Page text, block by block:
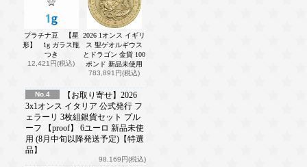
プラチナ豆 【星
形】 1g ガラス瓶
つき
12,421円(税込)
2026 1オンス イギリ
ス 聖ゲオルギウス
とドラゴン 金貨 100
ポンド 新品未使用
783,891円(税込)
No.4
【お取り寄せ】2026
3x1オンス イタリア 公式発行 フ
ェラーリ 3枚組銀貨セット プル
ーフ 【proof】 6ユーロ 新品未使
用 (8月中旬以降発送予定)【特選
品】
98,169円(税込)